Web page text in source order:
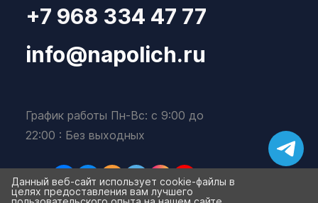
+7 968 334 47 77
info@napolich.ru
График работы Пн-Вс: с 9:00 до
22:00 : Без выходных
Данный веб-сайт использует cookie-файлы в
целях предоставления вам лучшего